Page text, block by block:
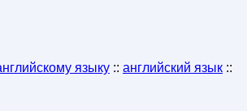
языку:: английский язык::